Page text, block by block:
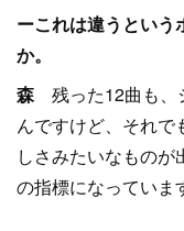
ーこれは違うという
か。
森 残った12曲も、
んですけど、それで
しさみたいなもの
の指標になっていま